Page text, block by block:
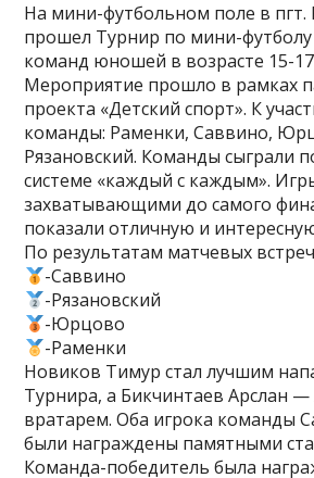
На мини-футбольном поле в пгт.
прошел Турнир по мини-футболу
команд юношей в возрасте 15-17
Мероприятие прошло в рамках
проекта «Детский спорт». К
команды: Раменки, Саввино,
Рязановский. Команды сыграли
системе «каждый с каждым».
захватывающими до самого
показали отличную и
По результатам матчевых
-Саввино
-Рязановский
-Юрцово
-Раменки
Новиков Тимур стал лучшим
Турнира, а Бикчинтаев Арслан
вратарем. Оба игрока команды
были награждены памятными
Команда-победитель была